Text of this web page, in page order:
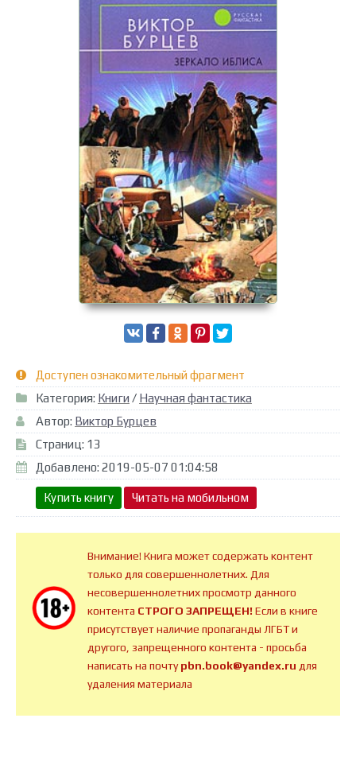
Доступен ознакомительный фрагмент
Категория: Книги / Научная фантастика
Автор: Виктор Бурцев
Страниц: 13
Добавлено: 2019-05-07 01:04:58
Купить книгу Читать на мобильном
Внимание! Книга может содержать контент
только для совершеннолетних. Для
несовершеннолетних просмотр данного
контента СТРОГО ЗАПРЕЩЕН!Если в книге
присутствует наличие пропаганды ЛГБТ и
другого, запрещенного контента - просьба
написать на почтуpbn.book@yandex.ru для
удаления материала